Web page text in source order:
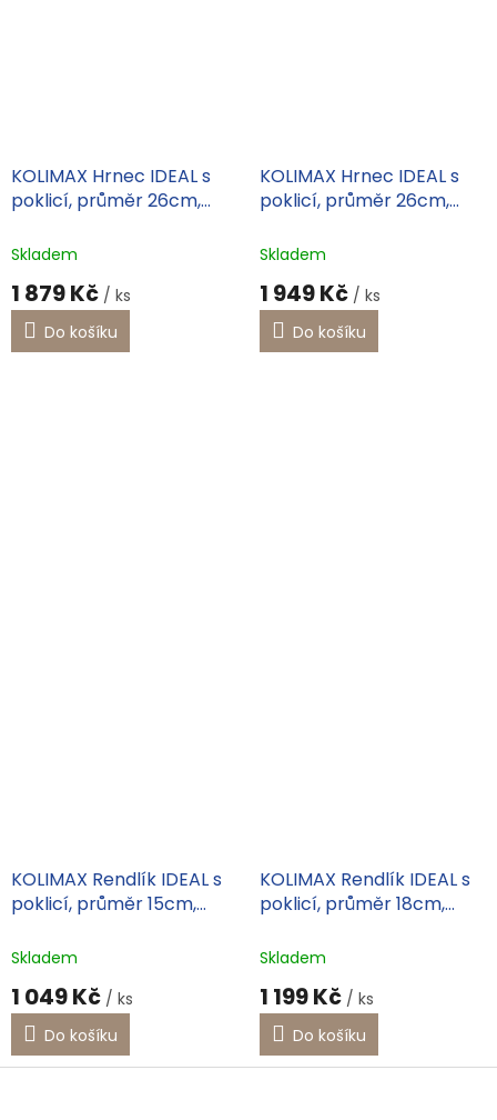
KOLIMAX Hrnec IDEAL s
poklicí, průměr 26cm,
Skladem
1 879 Kč / ks
Do košíku
KOLIMAX Hrnec IDEAL s
poklicí, průměr 26cm,
Skladem
1 949 Kč / ks
Do košíku
KOLIMAX Rendlík IDEAL s
poklicí, průměr 15cm,
Skladem
1 049 Kč / ks
Do košíku
KOLIMAX Rendlík IDEAL s
poklicí, průměr 18cm,
Skladem
1 199 Kč / ks
Do košíku